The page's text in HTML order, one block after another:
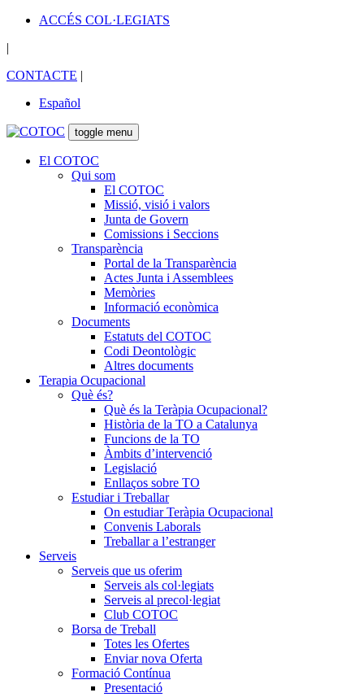
ACCÉS COL·LEGIATS
|
CONTACTE |
Español
toggle menu
El COTOC
Qui som
El COTOC
Missió, visió i valors
Junta de Govern
Comissions i Seccions
Transparència
Portal de la Transparència
Actes Junta i Assemblees
Memòries
Informació econòmica
Documents
Estatuts del COTOC
Codi Deontològic
Altres documents
Terapia Ocupacional
Què és?
Què és la Teràpia Ocupacional?
Història de la TO a Catalunya
Funcions de la TO
Àmbits d’intervenció
Legislació
Enllaços sobre TO
Estudiar i Treballar
On estudiar Teràpia Ocupacional
Convenis Laborals
Treballar a l’estranger
Serveis
Serveis que us oferim
Serveis als col·legiats
Serveis al precol·legiat
Club COTOC
Borsa de Treball
Totes les Ofertes
Enviar nova Oferta
Formació Contínua
Presentació